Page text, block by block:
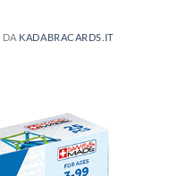
DA KADABRACARDS.IT